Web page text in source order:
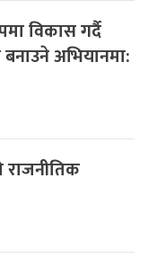
विकास गर्दै
अभियानमा: